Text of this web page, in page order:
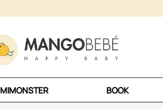
MIMONSTER BOOK